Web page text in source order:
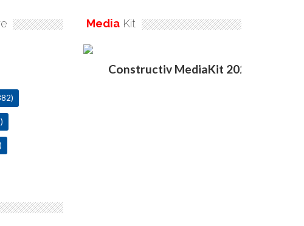
Media Kit
Constructiv MediaKit 2020